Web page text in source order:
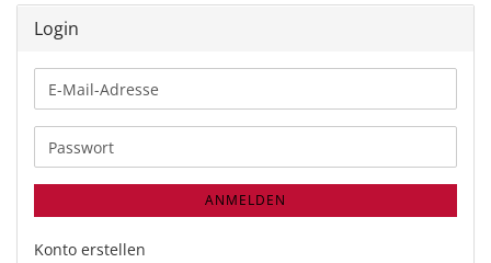
Login
E-
Mail-
Adresse
Passwort
ANMELDEN
Konto erstellen